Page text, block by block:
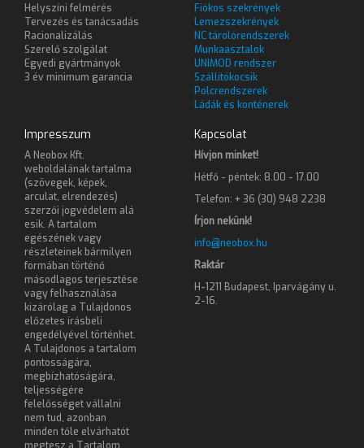
Helyszíni felmérés
Tervezés és tanácsadás
Racionalizálás
Szerelő szolgálat
Egyedi gyártmányok
3 év minimum garancia
Fiókos szekrények
Lemezszekrények
NC tárolórendszerek
Munkaasztalok
UNIMOD rendszer
Szállítókocsik
Polcrendszerek
Ládák és konténerek
Impresszum
A Neobox Kft.
weboldalának tartalma
(szövegek, képek,
arculat, elrendezés)
szerzői jogvédelem alá
esik. A tartalom
egészének vagy
részleteinek bármilyen
formában történő
másodlagos terjesztése
vagy felhasználása
kizárólag a Tulajdonos
előzetes írásbeli
engedélyével történhet.
A Tulajdonos a tartalom
pontosságára,
megbízhatóságára,
teljességére
felelősséget vállalni
nem tud, azonban
minden tőle elvárhatót
Kapcsolat
Hívjon minket!
Hétfő - péntek: 8.00 - 17.00
Telefon: + 36 (30) 948 2238
Írjon nekünk!
info@neobox.hu
Raktár
H-1211 Budapest, Iparvágány u.
2-16.